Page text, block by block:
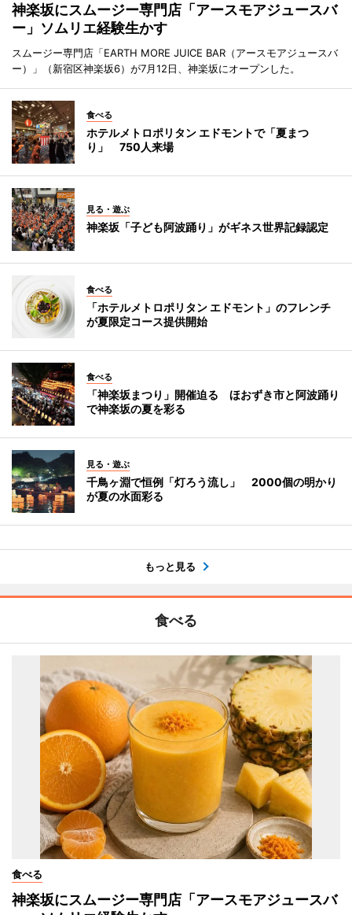
神楽坂にスムージー専門店「アースモアジュースバ
ー」ソムリエ経験生かす
スムージー専門店「EARTH MORE JUICE BAR（アースモアジュースバ
ー）」（新宿区神楽坂6）が7月12日、神楽坂にオープンした。
食べる
ホテルメトロポリタン エドモントで「夏まつ
り」 750人来場
見る・遊ぶ
神楽坂「子ども阿波踊り」がギネス世界記録認定
食べる
「ホテルメトロポリタン エドモント」のフレンチ
が夏限定コース提供開始
食べる
「神楽坂まつり」開催迫る ほおずき市と阿波踊り
で神楽坂の夏を彩る
見る・遊ぶ
千鳥ヶ淵で恒例「灯ろう流し」 2000個の明かり
が夏の水面彩る
もっと見る
食べる
食べる
神楽坂にスムージー専門店「アースモアジュースバ